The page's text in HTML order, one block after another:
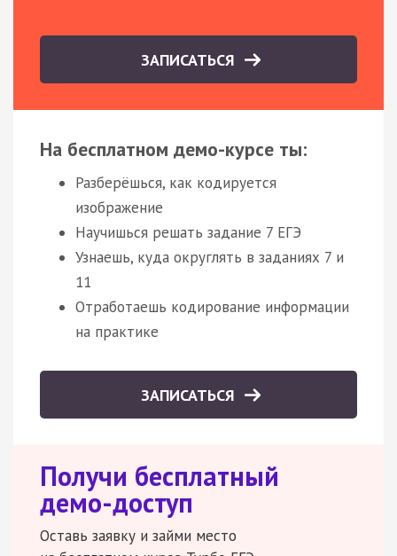
ЗАПИСАТЬСЯ
На бесплатном демо-курсе ты:
Разберёшься, как кодируется
изображение
Научишься решать задание 7 ЕГЭ
Узнаешь, куда округлять в заданиях 7 и
11
Отработаешь кодирование информации
на практике
ЗАПИСАТЬСЯ
Получи бесплатный
демо-доступ
Оставь заявку и займи место